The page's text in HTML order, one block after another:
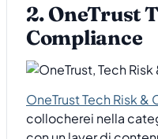
2. OneTrust
Compliance
OneTrust Tech Risk
collocherei nella